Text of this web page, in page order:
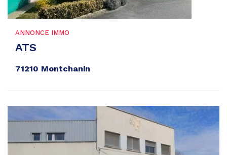
ANNONCE IMMO
ATS
71210 Montchanin